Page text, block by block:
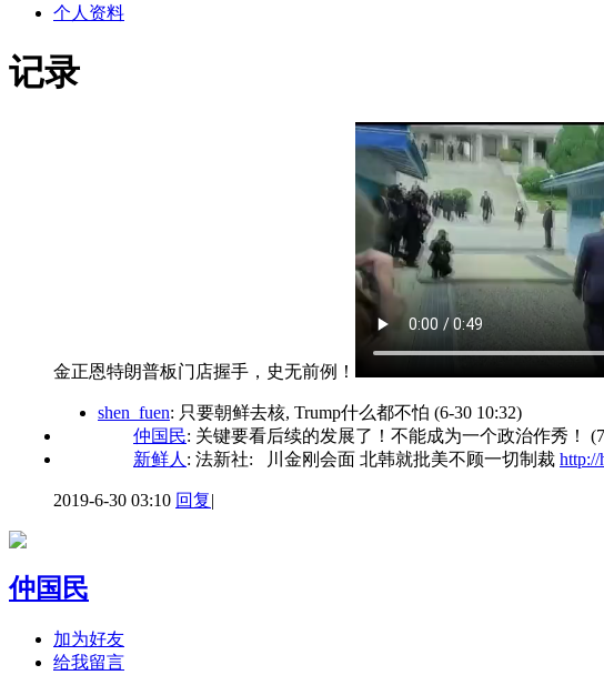
个人资料
记录
金正恩特朗普板门店握手，史无前例！
shen_fuen: 只要朝鲜去核, Trump什么都不怕 (6-30 10:32)
仲国民: 关键要看后续的发展了！不能成为一个政治作秀！
新鲜人 : 法新社: 川金刚会面 北韩就批美不顾一切制裁
2019-6-30 03:10 回复|
仲国民
加为好友
给我留言